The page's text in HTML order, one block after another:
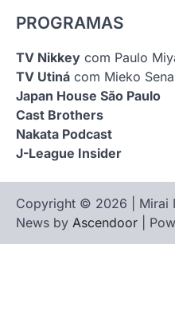
PROGRAMAS
TV Nikkey com Paulo
TV Utiná com Mieko
Japan House São Paulo
Cast Brothers
Nakata Podcast
J-League Insider
Copyright © 2026 | Mirai
News by Ascendoor |